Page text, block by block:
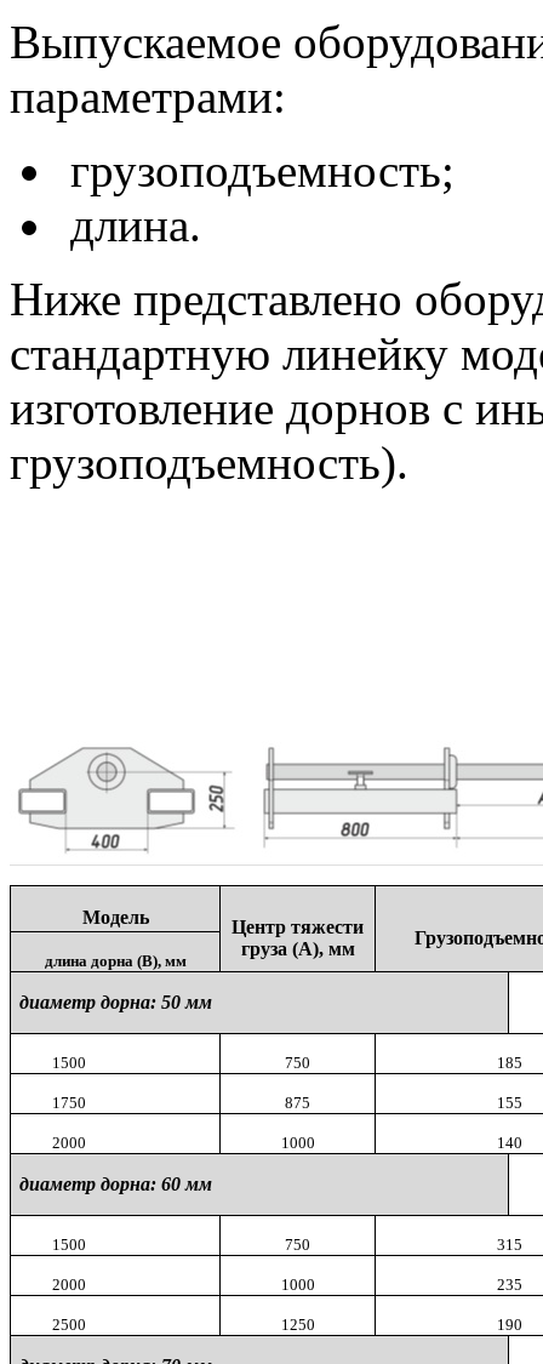
Выпускаемое
параметрами:
грузоподъемность;
длина.
Ниже представлено
стандартную линейку
изготовление дорнов с
грузоподъемность).
Модель
Центр тяжести
груза (А), мм
длина дорна (В), мм
диаметр дорна:50 мм
1500 750 185
1750 875 155
2000 1000 140
диаметр дорна:60 мм
1500 750 315
2000 1000 235
2500 1250 190